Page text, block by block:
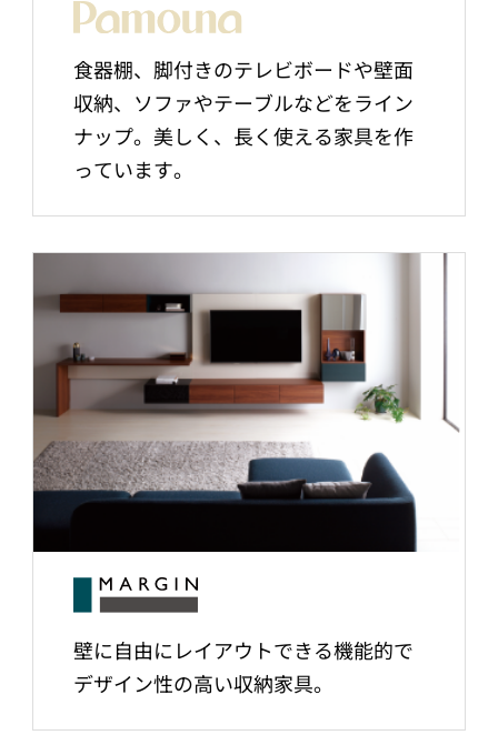
食器棚、脚付きのテレビボードや壁面
収納、ソファやテーブルなどをライン
ナップ。美しく、長く使える家具を作
っています。
壁に自由にレイアウトできる機能的で
デザイン性の高い収納家具。